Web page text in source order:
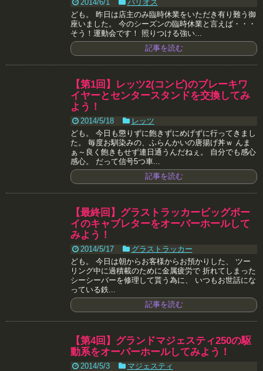
2014/6/1
バリオス
ども。 昨日は店主のみ臨時休業をいただき有り難う御
座いました。 今のシーズンの臨時休業と言えば・・・
そう！運動会です！ 照りつける強い...
記事を読む
【第1回】レッツ2(コンビ)のブレーキワ
イヤーとセンタースタンドを交換してみ
よう！
2014/5/18
レッツ
ども。 今日も懲りずに飽きずにめげずに行ってきまし
た。 毎度お馴染みの、ふらんかいの唐揚げ丼ｗ んま
ぁ～良く飽きもせず連日通うんだねぇ。 自分でも感心
感心。 だって信号5つ車...
記事を読む
【最終回】グラストラッカービッグボー
イのキャブレターをオーバーホールして
みよう！
2014/5/17
グラストラッカー
ども。 今日は朝からお客様からお預かりした、 ツー
リング中に過積載のために金属疲労で 折れてしまった
シーシーバーを修理して貰う為に、 いつもお世話にな
っている鉄...
記事を読む
【第4回】グランドマジェスティ250の駆
動系をオーバーホールしてみよう！
2014/5/3
マジェスティ